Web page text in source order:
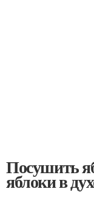
Посушить
яблоки в